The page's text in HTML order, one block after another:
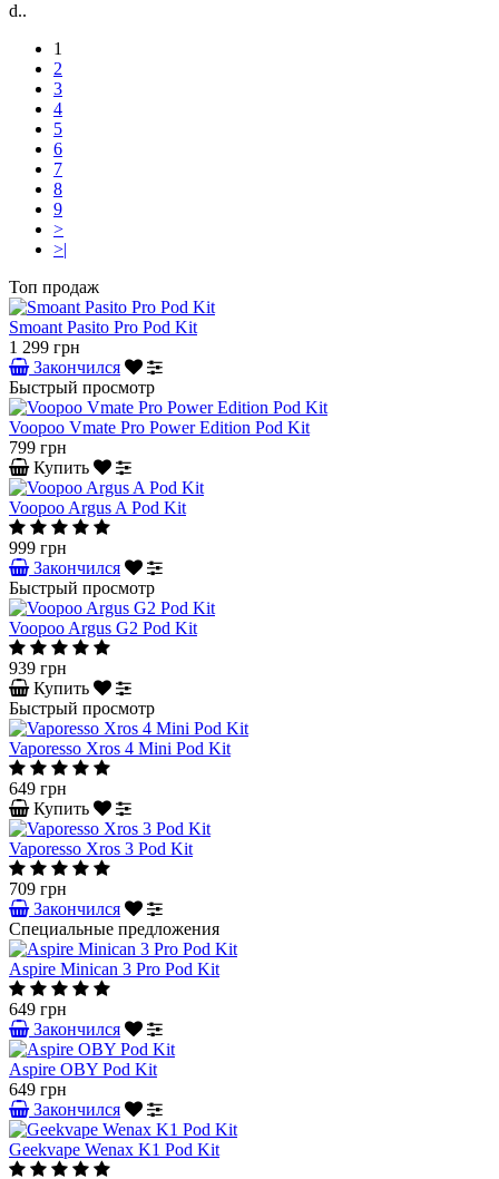
d..
1
2
3
4
5
6
7
8
9
>
>|
Топ продаж
Smoant Pasito Pro Pod Kit
1 299 грн
Закончился
Быстрый просмотр
Voopoo Vmate Pro Power Edition Pod Kit
799 грн
Купить
Voopoo Argus A Pod Kit
999 грн
Закончился
Быстрый просмотр
Voopoo Argus G2 Pod Kit
939 грн
Купить
Быстрый просмотр
Vaporesso Xros 4 Mini Pod Kit
649 грн
Купить
Vaporesso Xros 3 Pod Kit
709 грн
Закончился
Специальные предложения
Aspire Minican 3 Pro Pod Kit
649 грн
Закончился
Aspire OBY Pod Kit
649 грн
Закончился
Geekvape Wenax K1 Pod Kit